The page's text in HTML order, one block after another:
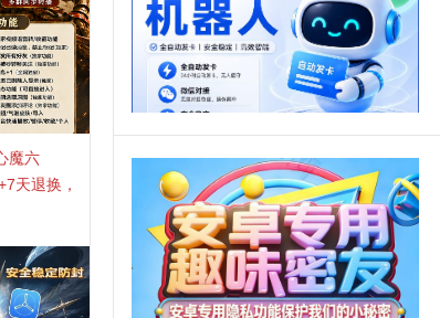
魔六
天退换，